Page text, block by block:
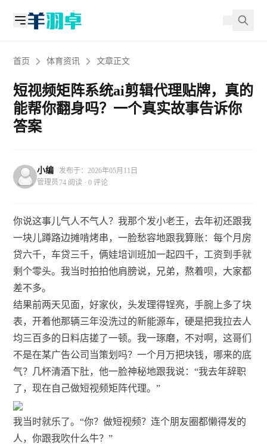
首页 体育资讯 文章正文
短视频矩阵系统ai剪辑代理贴牌，真的
能帮你翻身吗？一个真实故事告诉你
答案
小编
管理员
发布于：2026年05月11日
74 阅读 · 0 评论
你说这事儿气人不气人？我那个发小老王，去年初还跟我
一块儿蹲路边摊啃烤串，一脸愁容地跟我算账：每个月房
贷六千，车贷三千，俩娃培训班加一起四千，工资到手就
剩个零头。我当时拍拍他肩膀说，兄弟，熬着呗，大家都
差不多。
结果前两天见面，好家伙，头发理得锃亮，手腕上多了块
表，开着他那辆三年没洗过的新能源车，硬是把我拉去人
均三百多的日料店搓了一顿。我一琢磨，不对啊，这哥们
不是在某广告公司当策划吗？一个月万把块钱，哪来的底
气？几杯清酒下肚，他一脸神秘地跟我说：“我去年辞职
了，现在自己做短视频矩阵代理。”
我当时就乐了。“你？做短视频？连个朋友圈都懒得发的
人，你跟我吹什么牛？”